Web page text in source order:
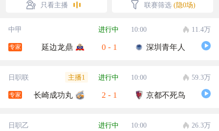
只看主播 联赛筛选 (隐0场)
中甲 进行中 10:00 11.4万
专家 延边龙鼎 0 - 1 深圳青年人
日职联 主播1 进行中 10:00 59.3万
专家 长崎成功丸 2 - 1 京都不死鸟
日职乙 进行中 10:00 26.3万